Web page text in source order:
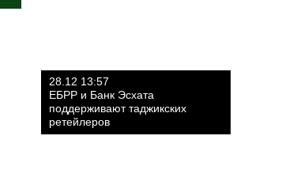
28.12 13:57
ЕБРР и Банк Эсхата
поддерживают таджикских
ретейлеров